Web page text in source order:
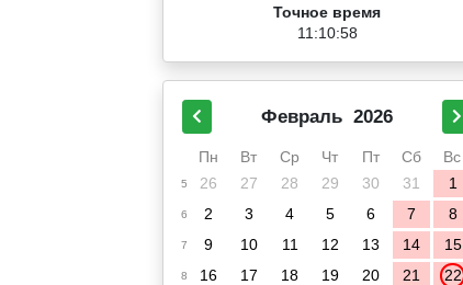
Точное время
11:10:58
Февраль 2026
Пн Вт Ср Чт Пт Сб Вс
5 26 27 28 29 30 31 1
6 2 3 4 5 6 7 8
7 9 10 11 12 13 14 15
8 16 17 18 19 20 21 22